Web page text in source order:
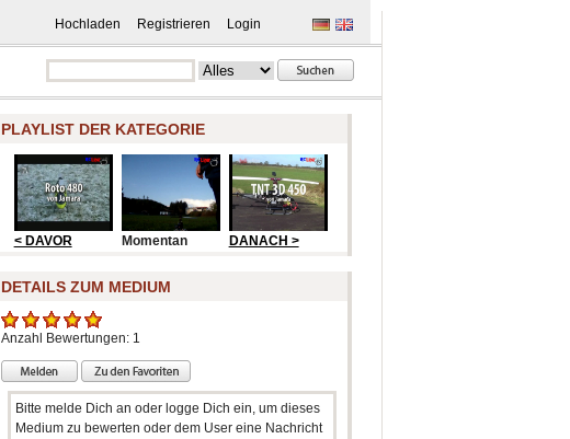
Hochladen Registrieren Login
PLAYLIST DER KATEGORIE
< DAVOR Momentan DANACH >
DETAILS ZUM MEDIUM
Anzahl Bewertungen: 1
Bitte melde Dich an oder logge Dich ein, um dieses
Medium zu bewerten oder dem User eine Nachricht